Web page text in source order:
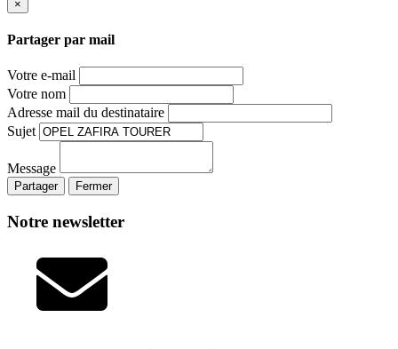
×
Partager par mail
Votre e-mail
Votre nom
Adresse mail du destinataire
Sujet
Message
Partager Fermer
Notre newsletter